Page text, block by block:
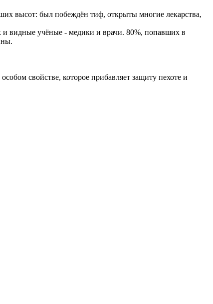
высот: был побеждён тиф, открыты многие лекарства,
видные учёные - медики и врачи. 80%, попавших в
свойстве, которое прибавляет защиту пехоте и